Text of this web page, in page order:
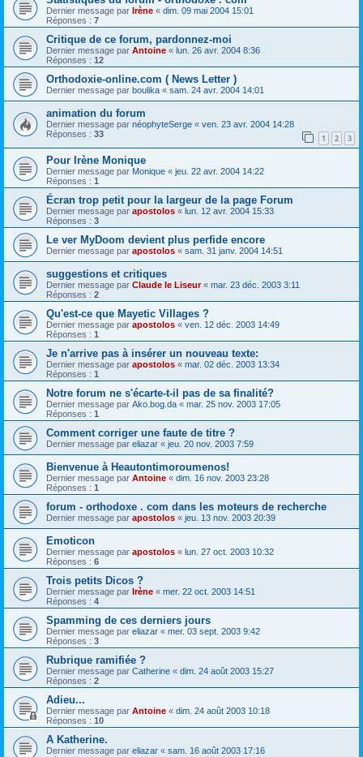
Dernier message par Irène « dim. 09 mai 2004 15:01
Réponses : 7
Critique de ce forum, pardonnez-moi
Dernier message par Antoine « lun. 26 avr. 2004 8:36
Réponses : 12
Orthodoxie-online.com ( News Letter )
Dernier message par boulika « sam. 24 avr. 2004 14:01
animation du forum
Dernier message par néophyteSerge « ven. 23 avr. 2004 14:28
Réponses : 33 1 2 3
Pour Irène Monique
Dernier message par Monique « jeu. 22 avr. 2004 14:22
Réponses : 1
Écran trop petit pour la largeur de la page Forum
Dernier message par apostolos « lun. 12 avr. 2004 15:33
Réponses : 3
Le ver MyDoom devient plus perfide encore
Dernier message par apostolos « sam. 31 janv. 2004 14:51
suggestions et critiques
Dernier message par Claude le Liseur« mar. 23 déc. 2003 3:11
Réponses : 2
Qu'est-ce que Mayetic Villages ?
Dernier message par apostolos « ven. 12 déc. 2003 14:49
Réponses : 1
Je n'arrive pas à insérer un nouveau texte:
Dernier message par apostolos « mar. 02 déc. 2003 13:34
Réponses : 1
Notre forum ne s'écarte-t-il pas de sa finalité?
Dernier message par Ako.bog.da « mar. 25 nov. 2003 17:05
Réponses : 1
Comment corriger une faute de titre ?
Dernier message par eliazar « jeu. 20 nov. 2003 7:59
Bienvenue à Heautontimoroumenos!
Dernier message par Antoine « dim. 16 nov. 2003 23:28
Réponses : 1
forum - orthodoxe . com dans les moteurs de recherche
Dernier message par apostolos « jeu. 13 nov. 2003 20:39
Emoticon
Dernier message par apostolos « lun. 27 oct. 2003 10:32
Réponses : 6
Trois petits Dicos ?
Dernier message par Irène « mer. 22 oct. 2003 14:51
Réponses : 4
Spamming de ces derniers jours
Dernier message par eliazar « mer. 03 sept. 2003 9:42
Réponses : 3
Rubrique ramifiée ?
Dernier message par Catherine « dim. 24 août 2003 15:27
Réponses : 2
Adieu...
Dernier message par Antoine « dim. 24 août 2003 10:18
Réponses : 10
A Katherine.
Dernier message par eliazar « sam. 16 août 2003 17:16